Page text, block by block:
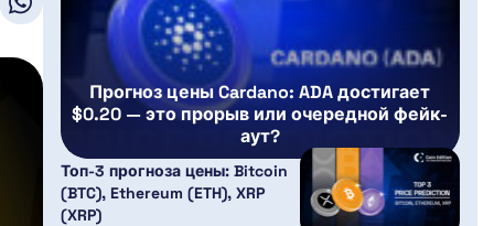
Прогноз цены Cardano: ADA достигает
$0.20 — это прорыв или очередной фейк-
аут?
Топ-3 прогноза цены: Bitcoin
(BTC), Ethereum (ETH), XRP
(XRP)